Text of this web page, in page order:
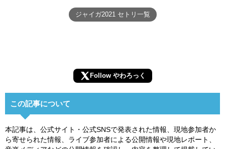
ジャイガ2021 セトリ一覧
Follow やわろっく
この記事について
本記事は、公式サイト・公式SNSで発表された情報、現地参加者か
ら寄せられた情報、ライブ参加者による公開情報や現地レポート、